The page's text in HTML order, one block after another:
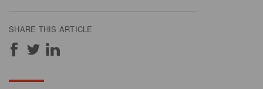
SHARE THIS ARTICLE